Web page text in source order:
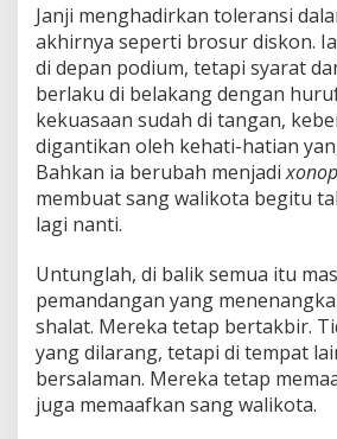
Janji menghadirkan toleransi
akhirnya seperti brosur diskon.
di depan podium, tetapi syarat
berlaku di belakang dengan
kekuasaan sudah di tangan,
digantikan oleh kehati-hatian
Bahkan ia berubah menjadi
membuat sang walikota begitu
lagi nanti.
Untunglah, di balik semua itu
pemandangan yang
shalat. Mereka tetap bertakbir.
yang dilarang, tetapi di tempat
bersalaman. Mereka tetap
juga memaafkan sang walikota.